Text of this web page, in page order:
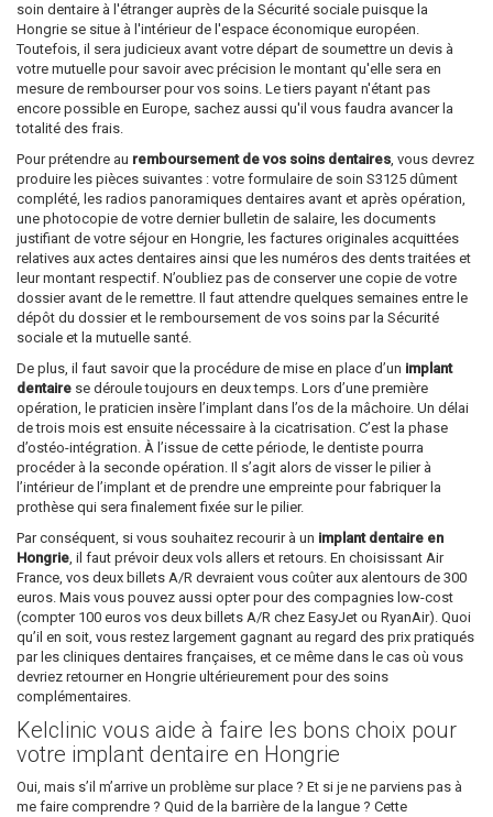
soin dentaire à l'étranger auprès de la Sécurité sociale puisque la
Hongrie se situe à l'intérieur de l'espace économique européen.
Toutefois, il sera judicieux avant votre départ de soumettre un devis à
votre mutuelle pour savoir avec précision le montant qu'elle sera en
mesure de rembourser pour vos soins. Le tiers payant n'étant pas
encore possible en Europe, sachez aussi qu'il vous faudra avancer la
totalité des frais.
Pour prétendre au remboursement de vos soins dentaires, vous devrez
produire les pièces suivantes : votre formulaire de soin S3125 dûment
complété, les radios panoramiques dentaires avant et après opération,
une photocopie de votre dernier bulletin de salaire, les documents
justifiant de votre séjour en Hongrie, les factures originales acquittées
relatives aux actes dentaires ainsi que les numéros des dents traitées et
leur montant respectif. N’oubliez pas de conserver une copie de votre
dossier avant de le remettre. Il faut attendre quelques semaines entre le
dépôt du dossier et le remboursement de vos soins par la Sécurité
sociale et la mutuelle santé.
De plus, il faut savoir que la procédure de mise en place d’un implant
dentaire se déroule toujours en deux temps. Lors d’une première
opération, le praticien insère l’implant dans l’os de la mâchoire. Un délai
de trois mois est ensuite nécessaire à la cicatrisation. C’est la phase
d’ostéo-intégration. À l’issue de cette période, le dentiste pourra
procéder à la seconde opération. Il s’agit alors de visser le pilier à
l’intérieur de l’implant et de prendre une empreinte pour fabriquer la
prothèse qui sera finalement fixée sur le pilier.
Par conséquent, si vous souhaitez recourir à un implant dentaire en
Hongrie, il faut prévoir deux vols allers et retours. En choisissant Air
France, vos deux billets A/R devraient vous coûter aux alentours de 300
euros. Mais vous pouvez aussi opter pour des compagnies low-cost
(compter 100 euros vos deux billets A/R chez EasyJet ou RyanAir). Quoi
qu’il en soit, vous restez largement gagnant au regard des prix pratiqués
par les cliniques dentaires françaises, et ce même dans le cas où vous
devriez retourner en Hongrie ultérieurement pour des soins
complémentaires.
Kelclinic vous aide à faire les bons choix pour
votre implant dentaire en Hongrie
Oui, mais s’il m’arrive un problème sur place ? Et si je ne parviens pas à
me faire comprendre ? Quid de la barrière de la langue ? Cette